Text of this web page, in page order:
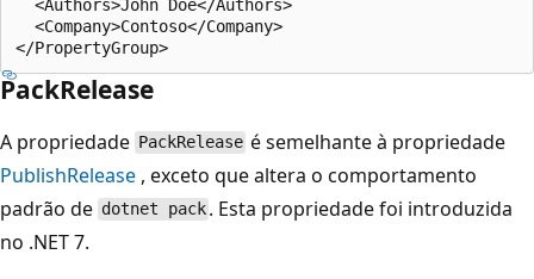
  <Authors>John Doe</Authors>
  <Company>Contoso</Company>
PackRelease
A propriedade PackRelease é semelhante à propriedade
PublishRelease , exceto que altera o comportamento
padrão de dotnet pack . Esta propriedade foi introduzida
no .NET 7.